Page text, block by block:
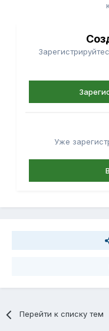
Уже
Перейти к списку тем